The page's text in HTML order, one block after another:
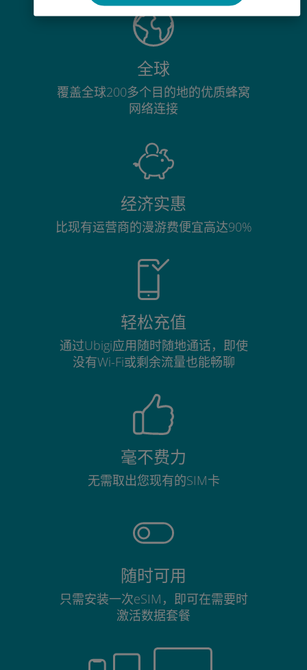
全球
覆盖全球200多个目的地的优质蜂窝
网络连接
经济实惠
比现有运营商的漫游费便宜高达90%
轻松充值
通过Ubigi应用随时随地通话，即使
没有Wi-Fi或剩余流量也能畅聊
毫不费力
无需取出您现有的SIM卡
随时可用
只需安装一次eSIM，即可在需要时
激活数据套餐